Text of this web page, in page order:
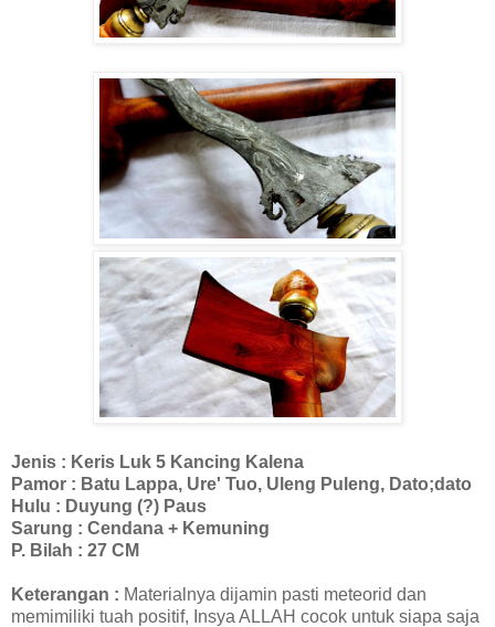
Jenis : Keris Luk 5 Kancing Kalena
Pamor : Batu Lappa, Ure' Tuo, Uleng Puleng, Dato;dato
Hulu : Duyung (?) Paus
Sarung : Cendana + Kemuning
P. Bilah : 27 CM
Keterangan : Materialnya dijamin pasti meteorid dan
memimiliki tuah positif, Insya ALLAH cocok untuk siapa saja